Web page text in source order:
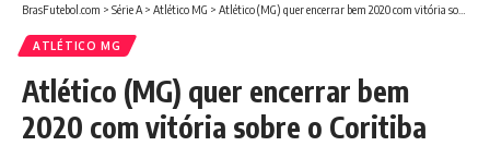
BrasFutebol.com > Série A > Atlético MG > Atlético (MG) quer encerrar bem 2020 com vitória sobre o Coritiba
ATLÉTICO MG
Atlético (MG) quer encerrar bem
2020 com vitória sobre o Coritiba